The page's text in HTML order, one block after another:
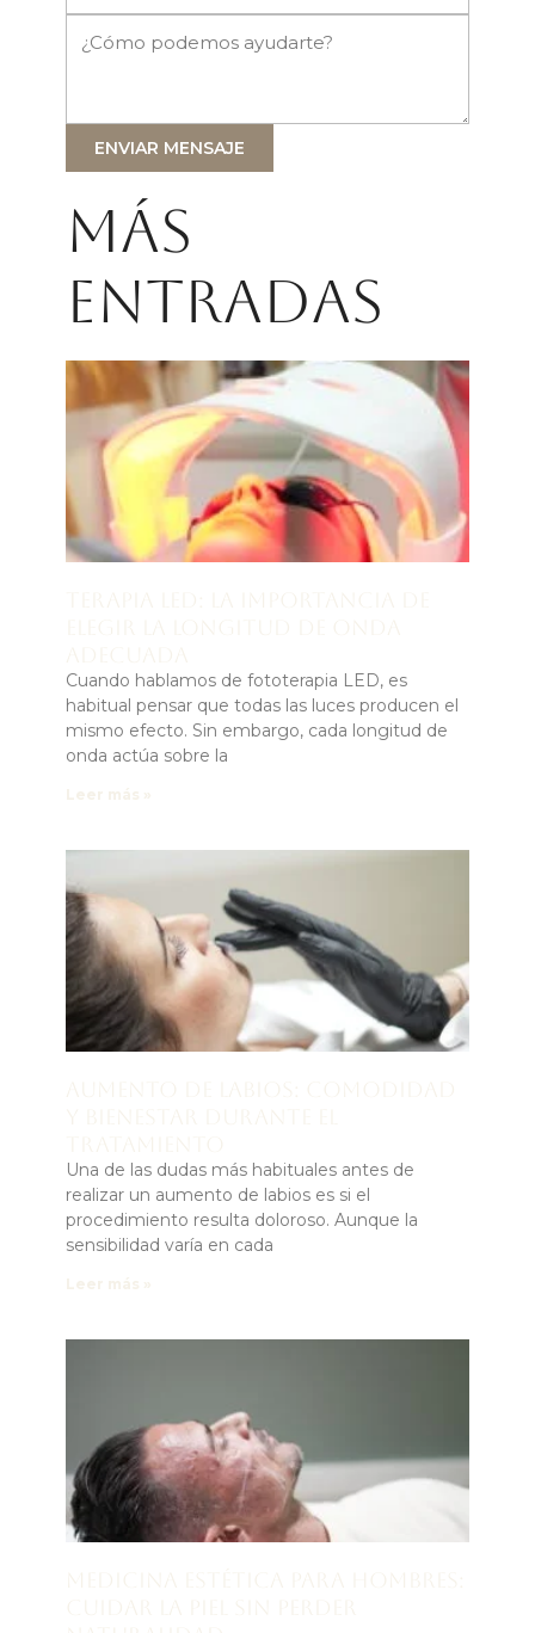
ENVIAR MENSAJE
Más
entradas
Cuando hablamos de fototerapia LED, es
habitual pensar que todas las luces producen el
mismo efecto. Sin embargo, cada longitud de
onda actúa sobre la
Una de las dudas más habituales antes de
realizar un aumento de labios es si el
procedimiento resulta doloroso. Aunque la
sensibilidad varía en cada